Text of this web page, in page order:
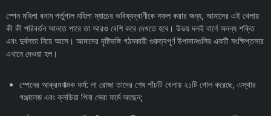
স্পেন মহিলা বনাম পর্তুগাল মহিলা ম্যাচের ভবিষ্যদ্বাণীকে সফল করার জন্য, আমাদের এই খেলায়
কী কী পরিবর্তন আনতে পারে তা আরও বেশি করে দেখতে হবে। উভয় দলই বার্নে অনন্য শক্তি
এবং দুর্বলতা নিয়ে আসে। আমাদের দৃষ্টিভঙ্গি গঠনকারী গুরুত্বপূর্ণ উপাদানগুলির একটি সংক্ষিপ্তসার
এখানে দেওয়া হল।
স্পেনের আক্রমণাত্মক ফর্ম: লা রোজা তাদের শেষ পাঁচটি খেলায় ২১টি গোল করেছে, এস্থার
গঞ্জালেজ এবং ক্লডিয়া পিনা সেরা ফর্মে আছেন;